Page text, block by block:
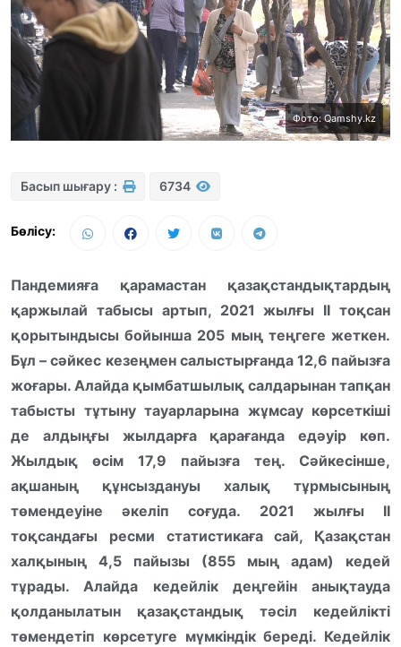
Фото: Qamshy.kz
Басып шығару : 6734
Бөлісу:
Пандемияға қарамастан қазақстандықтардың
қаржылай табысы артып, 2021 жылғы ІІ тоқсан
қорытындысы бойынша 205 мың теңгеге жеткен.
Бұл – сәйкес кезеңмен салыстырғанда 12,6 пайызға
жоғары. Алайда қымбатшылық салдарынан тапқан
табысты тұтыну тауарларына жұмсау көрсеткіші
де алдыңғы жылдарға қарағанда едәуір көп.
Жылдық өсім 17,9 пайызға тең. Сәйкесінше,
ақшаның құнсыздануы халық тұрмысының
төмендеуіне әкеліп соғуда. 2021 жылғы ІІ
тоқсандағы ресми статистикаға сай, Қазақстан
халқының 4,5 пайызы (855 мың адам) кедей
тұрады. Алайда кедейлік деңгейін анықтауда
қолданылатын қазақстандық тәсіл кедейлікті
төмендетіп көрсетуге мүмкіндік береді. Кедейлік